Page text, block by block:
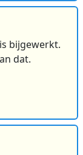
bijgewerkt.
dat.